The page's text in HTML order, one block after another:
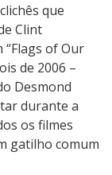
que
Clint
“Flags of Our
de 2006 –
Desmond
durante a
os filmes
gatilho comum